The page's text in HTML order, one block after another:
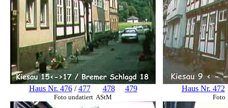
Haus Nr. 476/477 478 479
Foto undatiert AStM
Haus Nr. 472
Foto